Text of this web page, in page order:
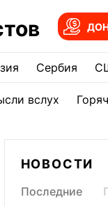
Сербия
вслух
НОВОСТИ
Последние